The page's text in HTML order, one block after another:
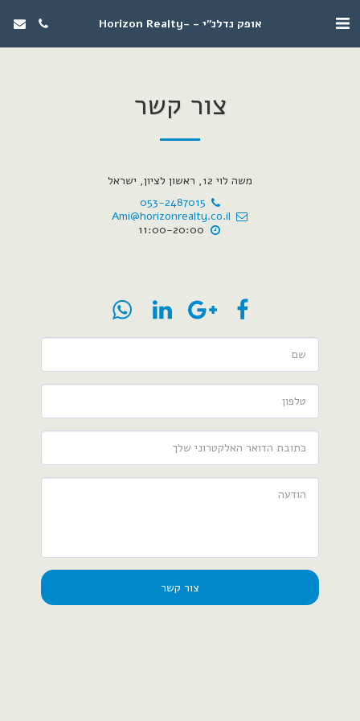
אופק נדלנ"י - -Horizon Realty
צור קשר
משה לוי 12, ראשון לציון, ישראל
053-2487015
Ami@horizonrealty.co.il
11:00-20:00
צור קשר